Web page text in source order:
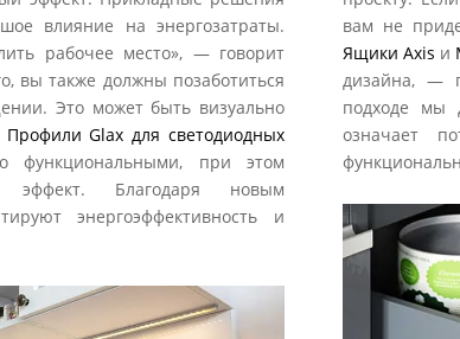
влияние на энергозатраты.
рабочее место», — говорит
вы также должны позаботиться
Это может быть визуально
Профили Glax для светодиодных
функциональными, при этом
эффект. Благодаря новым
энергоэффективность и
вам не
Ящики Axis и
дизайна, —
подходе мы
означает